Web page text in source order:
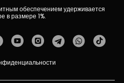
обеспечением удерживается
в размере 1%.